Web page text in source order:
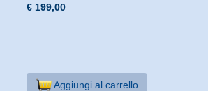
€ 199,00
Aggiungi al carrello